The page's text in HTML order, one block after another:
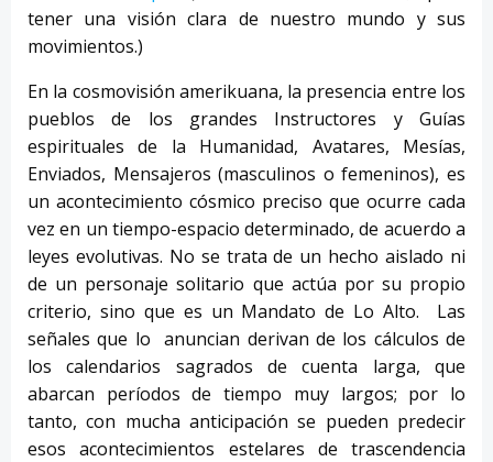
tener una visión clara de nuestro mundo y sus
movimientos.)
En la cosmovisión amerikuana, la presencia entre los
pueblos de los grandes Instructores y Guías
espirituales de la Humanidad, Avatares, Mesías,
Enviados, Mensajeros (masculinos o femeninos), es
un acontecimiento cósmico preciso que ocurre cada
vez en un tiempo-espacio determinado, de acuerdo a
leyes evolutivas. No se trata de un hecho aislado ni
de un personaje solitario que actúa por su propio
criterio, sino que es un Mandato de Lo Alto. Las
señales que lo anuncian derivan de los cálculos de
los calendarios sagrados de cuenta larga, que
abarcan períodos de tiempo muy largos; por lo
tanto, con mucha anticipación se pueden predecir
esos acontecimientos estelares de trascendencia